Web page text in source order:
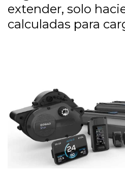
extender, solo
calculadas para